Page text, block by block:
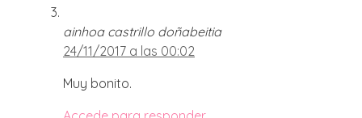
ainhoa castrillo doñabeitia
24/11/2017 a las 00:02
Muy bonito.